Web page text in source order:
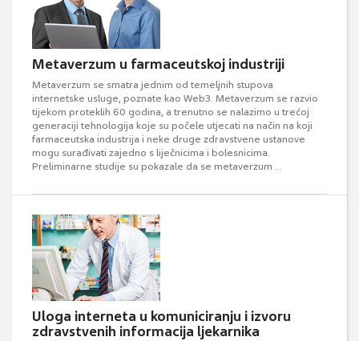
Metaverzum u farmaceutskoj industriji
Metaverzum se smatra jednim od temeljnih stupova
internetske usluge, poznate kao Web3. Metaverzum se razvio
tijekom proteklih 60 godina, a trenutno se nalazimo u trećoj
generaciji tehnologija koje su počele utjecati na način na koji
farmaceutska industrija i neke druge zdravstvene ustanove
mogu surađivati zajedno s liječnicima i bolesnicima.
Preliminarne studije su pokazale da se metaverzum ...
Uloga interneta u komuniciranju i izvoru
zdravstvenih informacija ljekarnika